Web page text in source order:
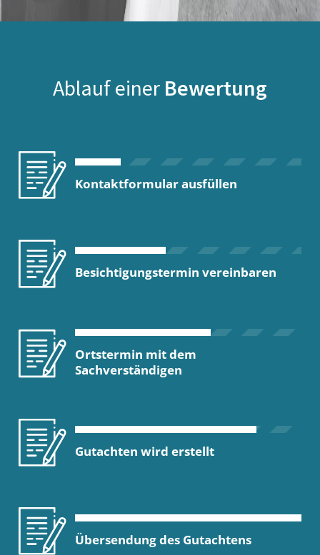
Ablauf einer Bewertung
Kontaktformular ausfüllen
Besichtigungstermin vereinbaren
Ortstermin mit dem
Sachverständigen
Gutachten wird erstellt
Übersendung des Gutachtens